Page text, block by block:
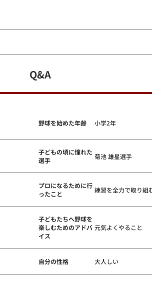
Q&A
野球を始めた年齢 小学2年
子どもの頃に憧れた
選手
菊池 雄星選手
プロになるために行
ったこと
練習を全力で取り組
子どもたちへ野球を
楽しむためのアドバ
イス
元気よくやること
自分の性格 大人しい